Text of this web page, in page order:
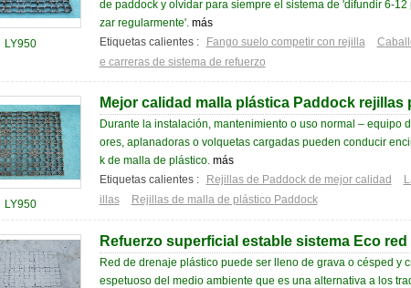
LY950
de paddock y olvidar para siempre el sistema de 'difundir 6-
zar regularmente'. más
Etiquetas calientes :
Fango suelo competir con rejilla
e carreras de sistema de refuerzo
LY950
Mejor calidad malla plástica Paddock rejillas
Durante la instalación, mantenimiento o uso normal – equipo
ores, aplanadoras o volquetas cargadas pueden conducir
k de malla de plástico. más
Etiquetas calientes :
Rejillas de Paddock de mejor calidad
illas
Rejillas de malla de plástico Paddock
Refuerzo superficial estable sistema Eco red
Red de drenaje plástico puede ser lleno de grava o césped y
espetuoso del medio ambiente que es una alternativa a los